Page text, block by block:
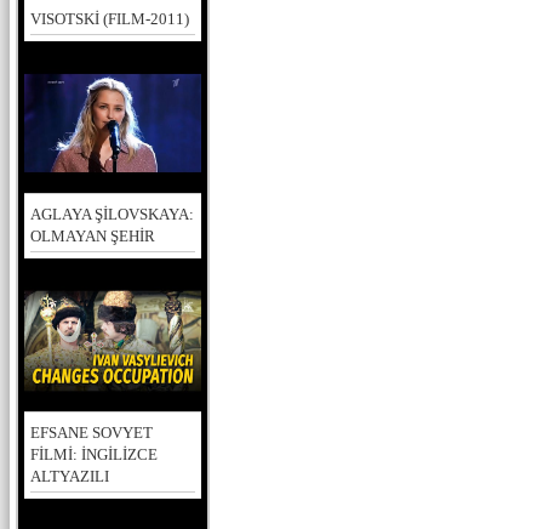
VISOTSKİ (FILM-2011)
AGLAYA ŞİLOVSKAYA:
OLMAYAN ŞEHİR
EFSANE SOVYET
FİLMİ: İNGİLİZCE
ALTYAZILI